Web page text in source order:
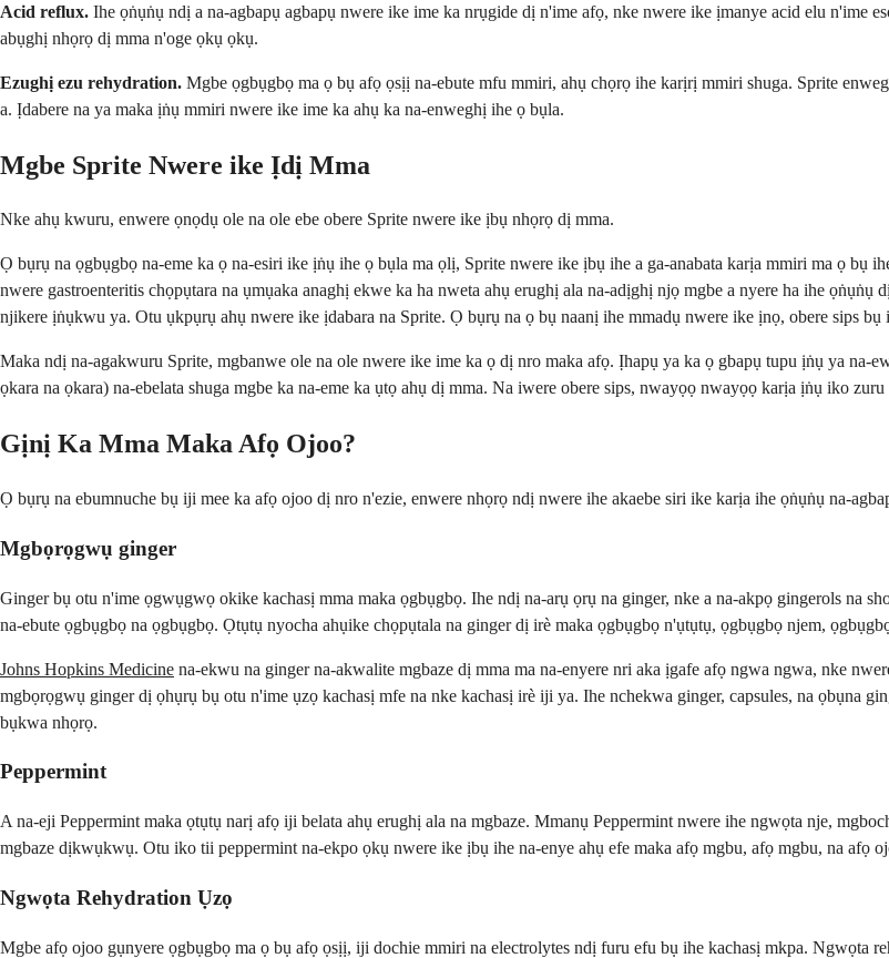
Acid reflux. Ihe ọṅụṅụ ndị a na-agbapụ agbapụ nwere ike ime ka nrụgide dị n'ime afọ, nke nwere ike ịmanye acid elu n'ime
abụghị nhọrọ dị mma n'oge ọkụ ọkụ.
Ezughị ezu rehydration. Mgbe ọgbụgbọ ma ọ bụ afọ ọsịị na-ebute mfu mmiri, ahụ chọrọ ihe karịrị mmiri shuga. Sprite
a. Ịdabere na ya maka ịṅụ mmiri nwere ike ime ka ahụ ka na-enweghị ihe ọ bụla.
Mgbe Sprite Nwere ike Ịdị Mma
Nke ahụ kwuru, enwere ọnọdụ ole na ole ebe obere Sprite nwere ike ịbụ nhọrọ dị mma.
Ọ bụrụ na ọgbụgbọ na-eme ka ọ na-esiri ike ịṅụ ihe ọ bụla ma ọlị, Sprite nwere ike ịbụ ihe a ga-anabata karịa mmiri ma ọ
nwere gastroenteritis chọpụtara na ụmụaka anaghị ekwe ka ha nweta ahụ erughị ala na-adịghị njọ mgbe a nyere ha ihe
njikere ịṅụkwu ya. Otu ụkpụrụ ahụ nwere ike ịdabara na Sprite. Ọ bụrụ na ọ bụ naanị ihe mmadụ nwere ike ịnọ, obere sips
Maka ndị na-agakwuru Sprite, mgbanwe ole na ole nwere ike ime ka ọ dị nro maka afọ. Ịhapụ ya ka ọ gbapụ tupu ịṅụ ya na-
ọkara na ọkara) na-ebelata shuga mgbe ka na-eme ka ụtọ ahụ dị mma. Na iwere obere sips, nwayọọ nwayọọ karịa ịṅụ iko
Gịnị Ka Mma Maka Afọ Ojoo?
Ọ bụrụ na ebumnuche bụ iji mee ka afọ ojoo dị nro n'ezie, enwere nhọrọ ndị nwere ihe akaebe siri ike karịa ihe ọṅụṅụ na-
Mgbọrọgwụ ginger
Ginger bụ otu n'ime ọgwụgwọ okike kachasị mma maka ọgbụgbọ. Ihe ndị na-arụ ọrụ na ginger, nke a na-akpọ gingerols na
na-ebute ọgbụgbọ na ọgbụgbọ. Ọtụtụ nyocha ahụike chọpụtala na ginger dị irè maka ọgbụgbọ n'ụtụtụ, ọgbụgbọ njem,
Johns Hopkins Medicine na-ekwu na ginger na-akwalite mgbaze dị mma ma na-enyere nri aka ịgafe afọ ngwa ngwa, nke
mgbọrọgwụ ginger dị ọhụrụ bụ otu n'ime ụzọ kachasị mfe na nke kachasị irè iji ya. Ihe nchekwa ginger, capsules, na ọbụna
bụkwa nhọrọ.
Peppermint
A na-eji Peppermint maka ọtụtụ narị afọ iji belata ahụ erughị ala na mgbaze. Mmanụ Peppermint nwere ihe ngwọta nje,
mgbaze dịkwụkwụ. Otu iko tii peppermint na-ekpo ọkụ nwere ike ịbụ ihe na-enye ahụ efe maka afọ mgbu, afọ mgbu, na afọ
Ngwọta Rehydration Ụzọ
Mgbe afọ ojoo gụnyere ọgbụgbọ ma ọ bụ afọ ọsịị, iji dochie mmiri na electrolytes ndị furu efu bụ ihe kachasị mkpa. Ngwọta